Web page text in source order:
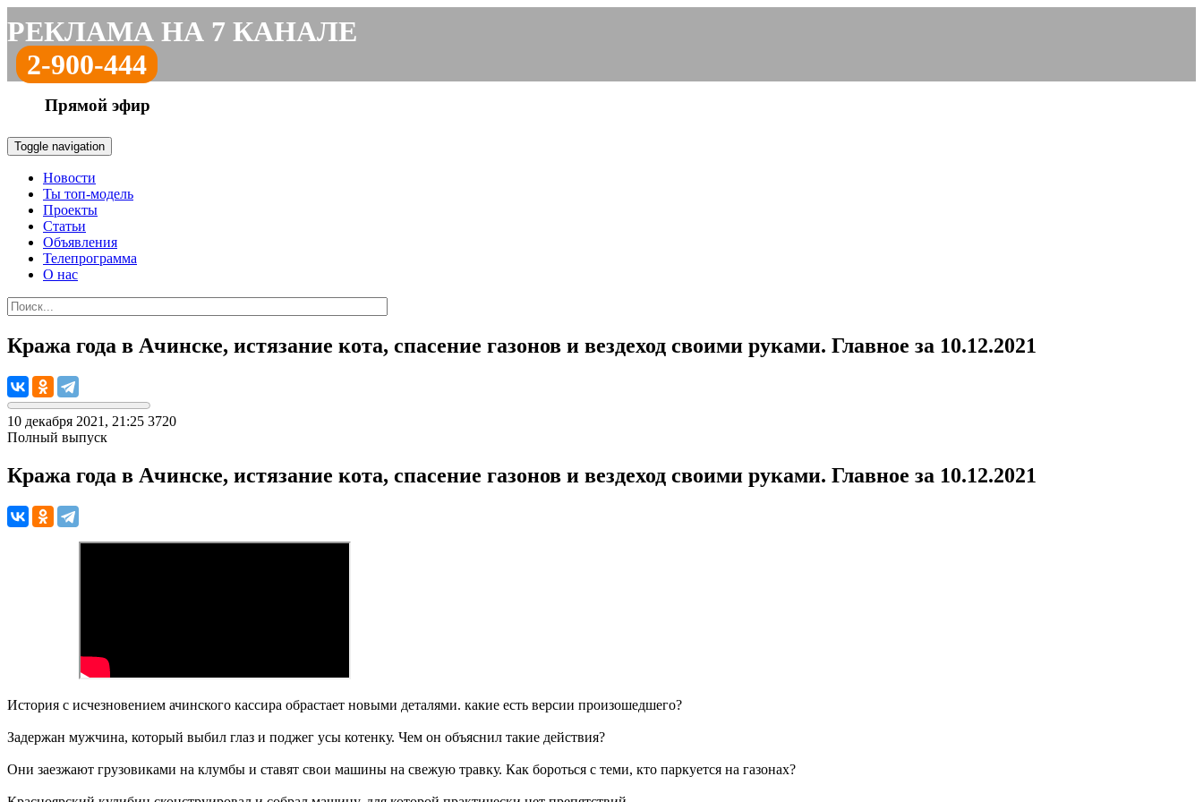
РЕКЛАМА НА 7 КАНАЛЕ
2-900-444
Прямой эфир
Toggle navigation
Новости
Ты топ-модель
Проекты
Статьи
Объявления
Телепрограмма
О нас
Кража года в Ачинске, истязание кота, спасение газонов и вездеход своими руками. Главное за 10.12.2021
10 декабря 2021, 21:25 3720
Полный выпуск
Кража года в Ачинске, истязание кота, спасение газонов и вездеход своими руками. Главное за 10.12.2021
История с исчезновением ачинского кассира обрастает новыми деталями. какие есть версии произошедшего?
Задержан мужчина, который выбил глаз и поджег усы котенку. Чем он объяснил такие действия?
Они заезжают грузовиками на клумбы и ставят свои машины на свежую травку. Как бороться с теми, кто паркуется на газонах?